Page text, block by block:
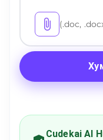
(.doc,
Cudekai AI